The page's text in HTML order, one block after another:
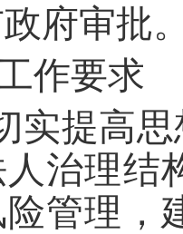
府审批。
作要求
实提高
治理结
管理，